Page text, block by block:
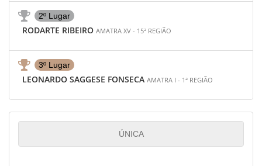
2º Lugar
RODARTE RIBEIRO AMATRA XV - 15ª REGIÃO
3º Lugar
LEONARDO SAGGESE FONSECA AMATRA I - 1ª REGIÃO
ÚNICA